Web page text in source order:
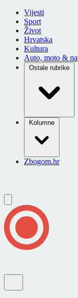
Vijesti
Sport
Život
Hrvatska
Kultura
Auto, moto &
Ostale rubrike
Kolumne
Zbogom.hr